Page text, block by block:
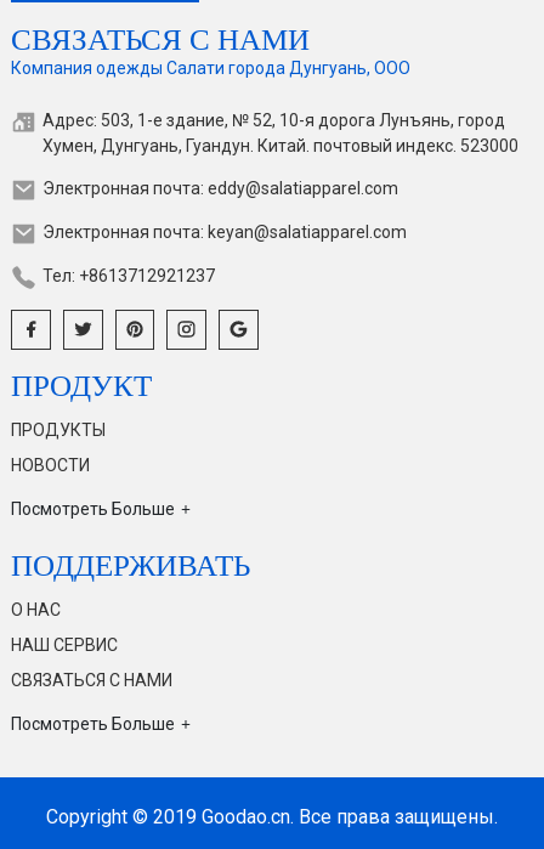
СВЯЗАТЬСЯ С НАМИ
Компания одежды Салати города Дунгуань, ООО
Адрес: 503, 1-е здание, № 52, 10-я дорога Лунъянь, город
Хумен, Дунгуань, Гуандун. Китай. почтовый индекс. 523000
Электронная почта: eddy@salatiapparel.com
Электронная почта: keyan@salatiapparel.com
Тел: +8613712921237
ПРОДУКТ
ПРОДУКТЫ
НОВОСТИ
Посмотреть Больше
ПОДДЕРЖИВАТЬ
О НАС
НАШ СЕРВИС
СВЯЗАТЬСЯ С НАМИ
Посмотреть Больше
Copyright © 2019 Goodao.cn. Все права защищены.